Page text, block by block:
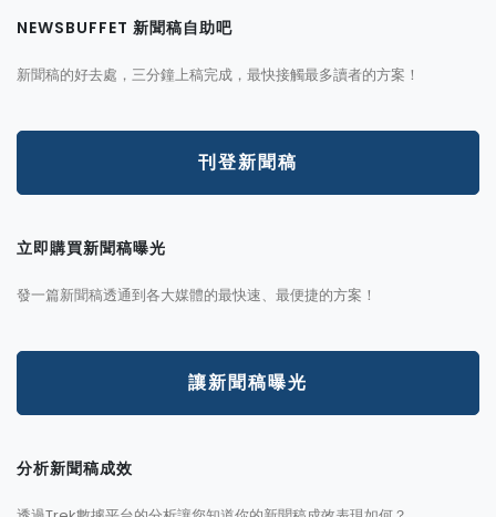
NEWSBUFFET 新聞稿自助吧
新聞稿的好去處，三分鐘上稿完成，最快接觸最多讀者的方案！
刊登新聞稿
立即購買新聞稿曝光
發一篇新聞稿透通到各大媒體的最快速、最便捷的方案！
讓新聞稿曝光
分析新聞稿成效